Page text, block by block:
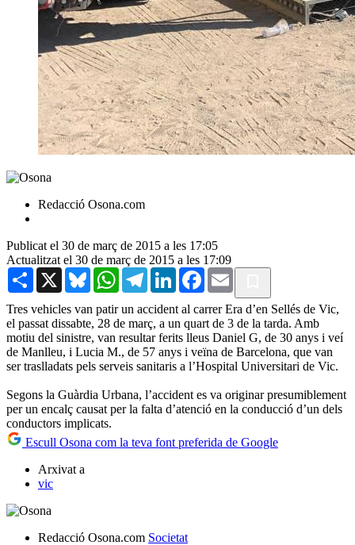
Redacció Osona.com
Publicat el 30 de març de 2015 a les 17:05
Actualitzat el 30 de març de 2015 a les 17:09
Share X BlueskyWhatsAppTelegramLinkedInFacebook
Email
Tres vehicles van patir un accident al carrer Era d’en Sellés de Vic,
el passat dissabte, 28 de març, a un quart de 3 de la tarda. Amb
motiu del sinistre, van resultar ferits lleus Daniel G, de 30 anys i veí
de Manlleu, i Lucia M., de 57 anys i veïna de Barcelona, que van
ser traslladats pels serveis sanitaris a l’Hospital Universitari de Vic.
Segons la Guàrdia Urbana, l’accident es va originar presumiblement
per un encalç causat per la falta d’atenció en la conducció d’un dels
conductors implicats.
Escull Osona com la teva font preferida de Google
Arxivat a
vic
Redacció Osona.com Societat